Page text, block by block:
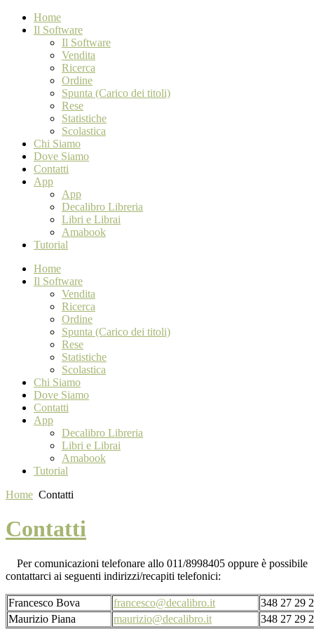
Home
Il Software
Il Software
Vendita
Ricerca
Ordine
Spunta (Carico dei titoli)
Rese
Statistiche
Scolastica
Chi Siamo
Dove Siamo
Contatti
App
App
Decalibro Libreria
Libri e Librai
Amabook
Tutorial
Home
Il Software
Vendita
Ricerca
Ordine
Spunta (Carico dei titoli)
Rese
Statistiche
Scolastica
Chi Siamo
Dove Siamo
Contatti
App
Decalibro Libreria
Libri e Librai
Amabook
Tutorial
Home Contatti
Contatti
Per comunicazioni telefonare allo 011/8998405 oppure è possibile
contattarci ai seguenti indirizzi/recapiti telefonici:
Francesco Bova francesco@decalibro.it
348 27 29
Maurizio Piana
maurizio@decalibro.it 348 27 29